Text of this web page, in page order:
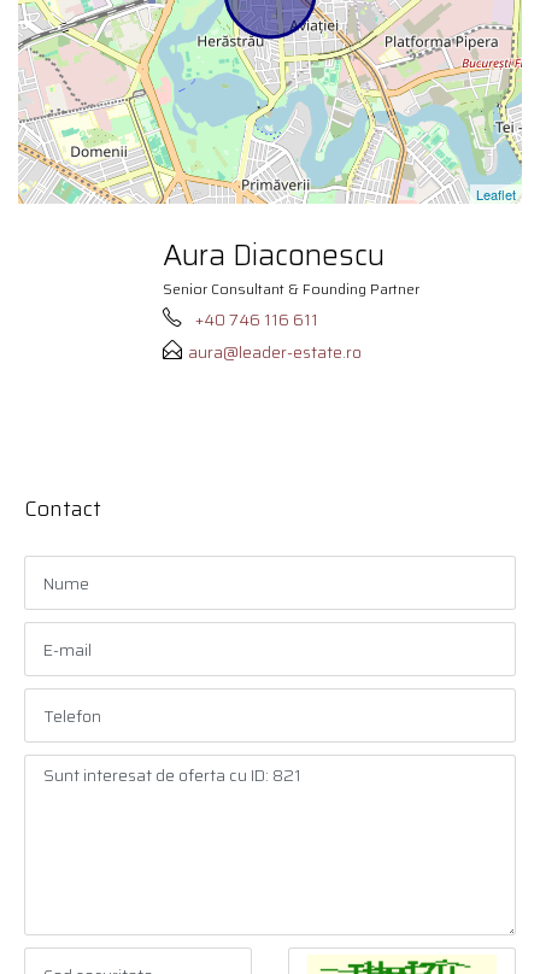
Leaflet
Aura Diaconescu
Senior Consultant & Founding Partner
+40 746 116 611
aura@leader-estate.ro
Contact